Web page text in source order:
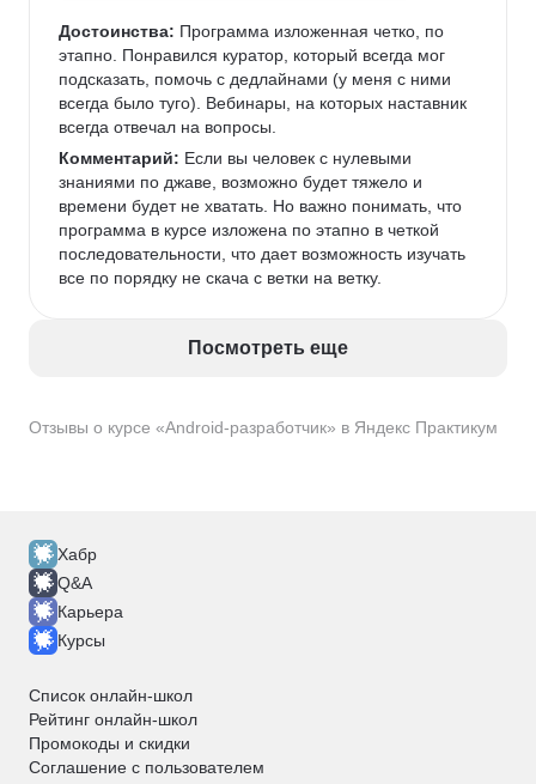
Отзывы о курсе «Android-разработчик» в Яндекс Практикум
Достоинства: Программа изложенная четко, по
этапно. Понравился куратор, который всегда мог
подсказать, помочь с дедлайнами (у меня с ними
всегда было туго). Вебинары, на которых наставник
всегда отвечал на вопросы.
Комментарий: Если вы человек с нулевыми
знаниями по джаве, возможно будет тяжело и
времени будет не хватать. Но важно понимать, что
программа в курсе изложена по этапно в четкой
последовательности, что дает возможность изучать
все по порядку не скача с ветки на ветку.
Посмотреть еще
Хабр
Q&A
Карьера
Курсы
Список онлайн-школ
Рейтинг онлайн-школ
Промокоды и скидки
Соглашение с пользователем